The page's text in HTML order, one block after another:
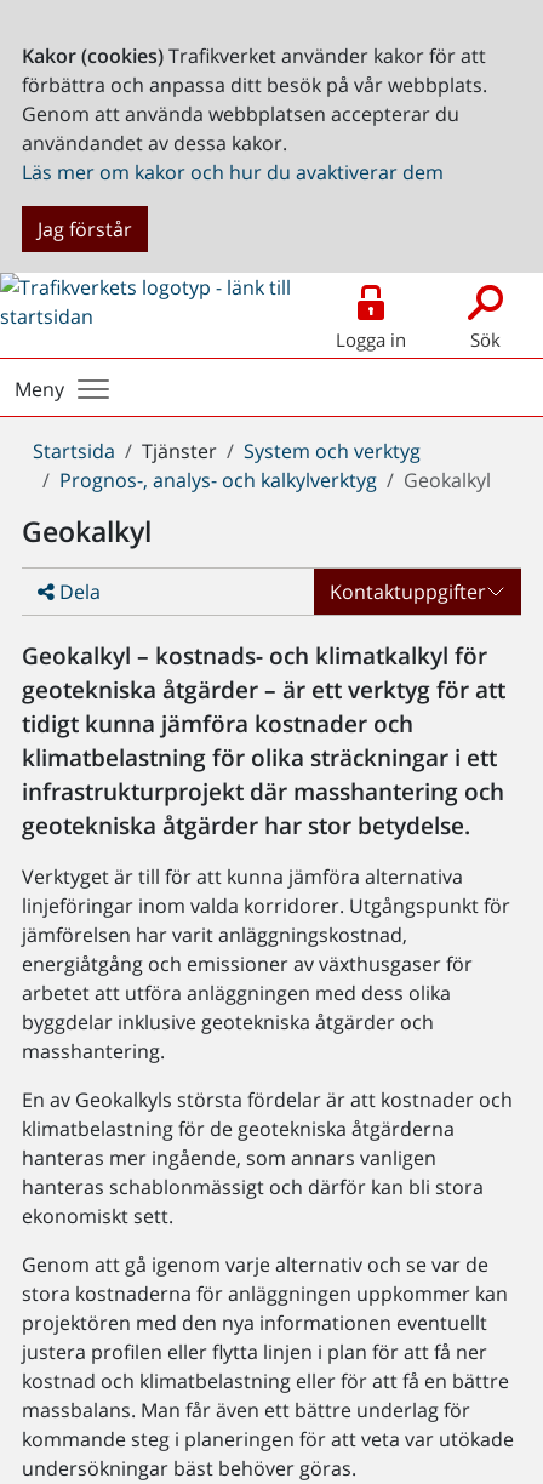
Kakor (cookies)Trafikverket använder kakor för att
förbättra och anpassa ditt besök på vår webbplats.
Genom att använda webbplatsen accepterar du
användandet av dessa kakor.
Läs mer om kakor och hur du avaktiverar dem
Jag förstår
Logga in Sök
Meny
Du
är
Startsida Tjänster
System och verktyg
Prognos-, analys- och kalkylverktyg
Geokalkyl
Geokalkyl
Dela Kontaktuppgifter
Geokalkyl – kostnads- och klimatkalkyl för
geotekniska åtgärder – är ett verktyg för att
tidigt kunna jämföra kostnader och
klimatbelastning för olika sträckningar i ett
infrastrukturprojekt där masshantering och
geotekniska åtgärder har stor betydelse.
Verktyget är till för att kunna jämföra alternativa
linjeföringar inom valda korridorer. Utgångspunkt för
jämförelsen har varit anläggningskostnad,
energiåtgång och emissioner av växthusgaser för
arbetet att utföra anläggningen med dess olika
byggdelar inklusive geotekniska åtgärder och
masshantering.
En av Geokalkyls största fördelar är att kostnader och
klimatbelastning för de geotekniska åtgärderna
hanteras mer ingående, som annars vanligen
hanteras schablonmässigt och därför kan bli stora
ekonomiskt sett.
Genom att gå igenom varje alternativ och se var de
stora kostnaderna för anläggningen uppkommer kan
projektören med den nya informationen eventuellt
justera profilen eller flytta linjen i plan för att få ner
kostnad och klimatbelastning eller för att få en bättre
massbalans. Man får även ett bättre underlag för
kommande steg i planeringen för att veta var utökade
undersökningar bäst behöver göras.